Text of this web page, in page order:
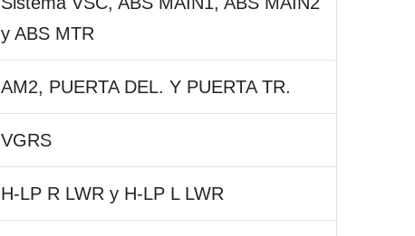
y ABS MTR
AM2, PUERTA DEL. Y PUERTA TR.
VGRS
H-LP R LWR y H-LP L LWR